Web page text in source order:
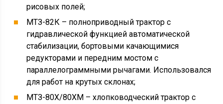
рисовых полей;
МТЗ-82К – полноприводный трактор с
гидравлической функцией автоматической
стабилизации, бортовыми качающимися
редукторами и передним мостом с
параллелограммными рычагами. Использовался
для работ на крутых склонах;
МТЗ-80Х/80ХМ – хлопководческий трактор с